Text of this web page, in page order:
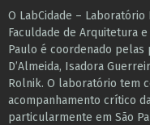
O LabCidade –
Faculdade de Arquitetura
Paulo é coordenado pelas
D’Almeida, Isadora
Rolnik. O laboratório tem
acompanhamento crítico
particularmente em São